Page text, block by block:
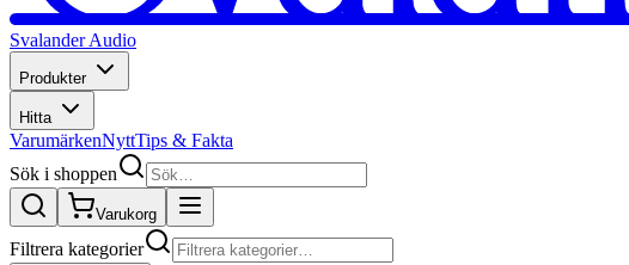
Svalander Audio
Produkter
Hitta
VarumärkenNyttTips & Fakta
Sök i shoppen
Varukorg
Filtrera kategorier